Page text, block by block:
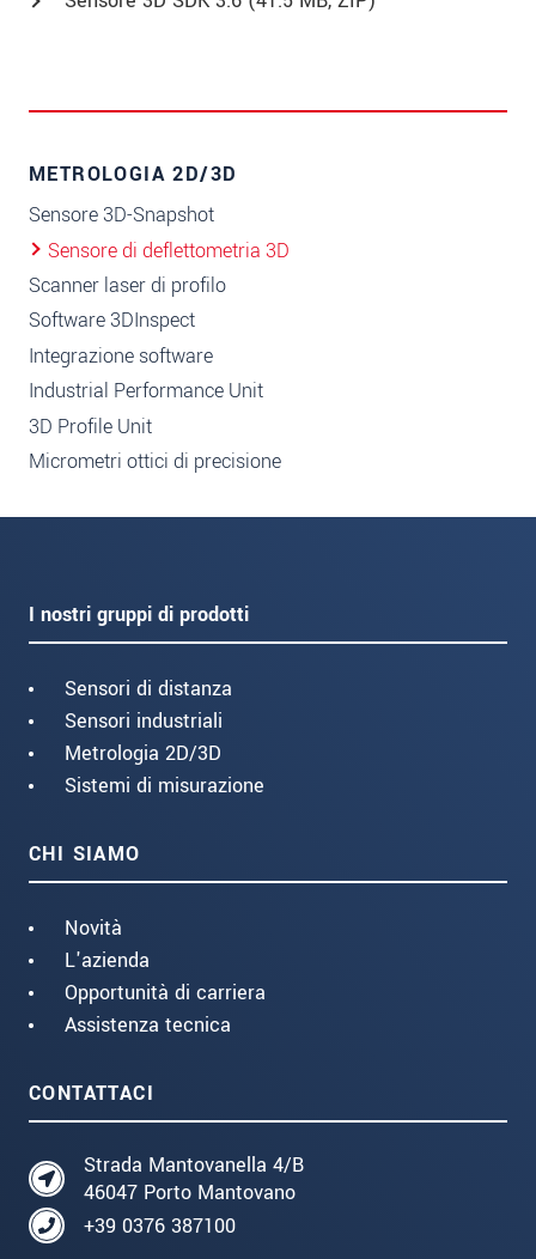
METROLOGIA 2D/3D
Sensore 3D-Snapshot
Sensore di deflettometria 3D
Scanner laser di profilo
Software 3DInspect
Integrazione software
Industrial Performance Unit
3D Profile Unit
Micrometri ottici di precisione
I nostri gruppi di prodotti
Sensori di distanza
Sensori industriali
Metrologia 2D/3D
Sistemi di misurazione
CHI SIAMO
Novità
L'azienda
Opportunità di carriera
Assistenza tecnica
CONTATTACI
Strada Mantovanella 4/B
46047 Porto Mantovano
+39 0376 387100